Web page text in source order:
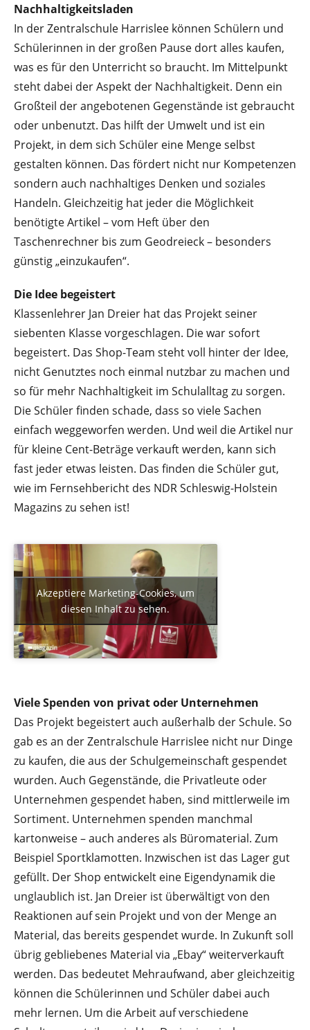
Nachhaltigkeitsladen
In der Zentralschule Harrislee können Schülern und
Schülerinnen in der großen Pause dort alles kaufen,
was es für den Unterricht so braucht. Im Mittelpunkt
steht dabei der Aspekt der Nachhaltigkeit. Denn ein
Großteil der angebotenen Gegenstände ist gebraucht
oder unbenutzt. Das hilft der Umwelt und ist ein
Projekt, in dem sich Schüler eine Menge selbst
gestalten können. Das fördert nicht nur Kompetenzen
sondern auch nachhaltiges Denken und soziales
Handeln. Gleichzeitig hat jeder die Möglichkeit
benötigte Artikel – vom Heft über den
Taschenrechner bis zum Geodreieck – besonders
günstig „einzukaufen“.
Die Idee begeistert
Klassenlehrer Jan Dreier hat das Projekt seiner
siebenten Klasse vorgeschlagen. Die war sofort
begeistert. Das Shop-Team steht voll hinter der Idee,
nicht Genutztes noch einmal nutzbar zu machen und
so für mehr Nachhaltigkeit im Schulalltag zu sorgen.
Die Schüler finden schade, dass so viele Sachen
einfach weggeworfen werden. Und weil die Artikel nur
für kleine Cent-Beträge verkauft werden, kann sich
fast jeder etwas leisten. Das finden die Schüler gut,
wie im Fernsehbericht des NDR Schleswig-Holstein
Magazins zu sehen ist!
Akzeptiere Marketing-Cookies, um
diesen Inhalt zu sehen.
Viele Spenden von privat oder Unternehmen
Das Projekt begeistert auch außerhalb der Schule. So
gab es an der Zentralschule Harrislee nicht nur Dinge
zu kaufen, die aus der Schulgemeinschaft gespendet
wurden. Auch Gegenstände, die Privatleute oder
Unternehmen gespendet haben, sind mittlerweile im
Sortiment. Unternehmen spenden manchmal
kartonweise – auch anderes als Büromaterial. Zum
Beispiel Sportklamotten. Inzwischen ist das Lager gut
gefüllt. Der Shop entwickelt eine Eigendynamik die
unglaublich ist. Jan Dreier ist überwältigt von den
Reaktionen auf sein Projekt und von der Menge an
Material, das bereits gespendet wurde. In Zukunft soll
übrig gebliebenes Material via „Ebay“ weiterverkauft
werden. Das bedeutet Mehraufwand, aber gleichzeitig
können die Schülerinnen und Schüler dabei auch
mehr lernen. Um die Arbeit auf verschiedene